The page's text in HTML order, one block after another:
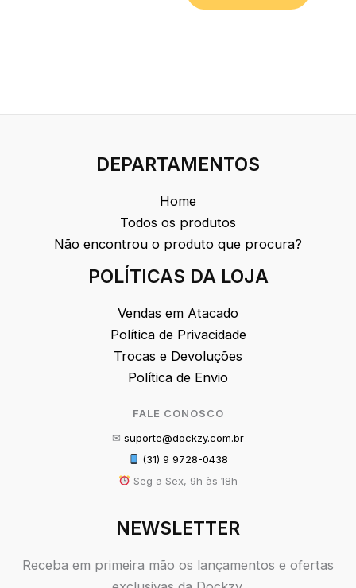
DEPARTAMENTOS
Home
Todos os produtos
Não encontrou o produto que procura?
POLÍTICAS DA LOJA
Vendas em Atacado
Política de Privacidade
Trocas e Devoluções
Política de Envio
FALE CONOSCO
✉ suporte@dockzy.com.br
(31) 9 9728-0438
Seg a Sex, 9h às 18h
NEWSLETTER
Receba em primeira mão os lançamentos e ofertas